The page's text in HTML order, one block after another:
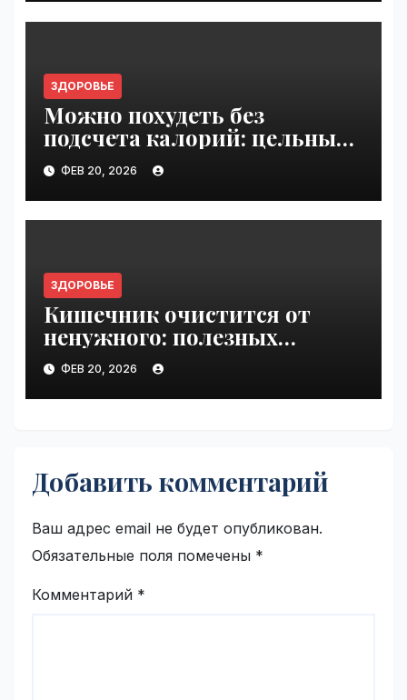
ЗДОРОВЬЕ
Можно похудеть без
подсчета калорий: цельные
продукты вместо
ультрапереработанных |
VseTime.ru
ФЕВ 20, 2026
ЗДОРОВЬЕ
Кишечник очистится от
ненужного: полезных
бактерий становится
больше за счет хурмы |
VseTime.ru
ФЕВ 20, 2026
Добавить комментарий
Ваш адрес email не будет опубликован.
Обязательные поля помечены *
Комментарий *